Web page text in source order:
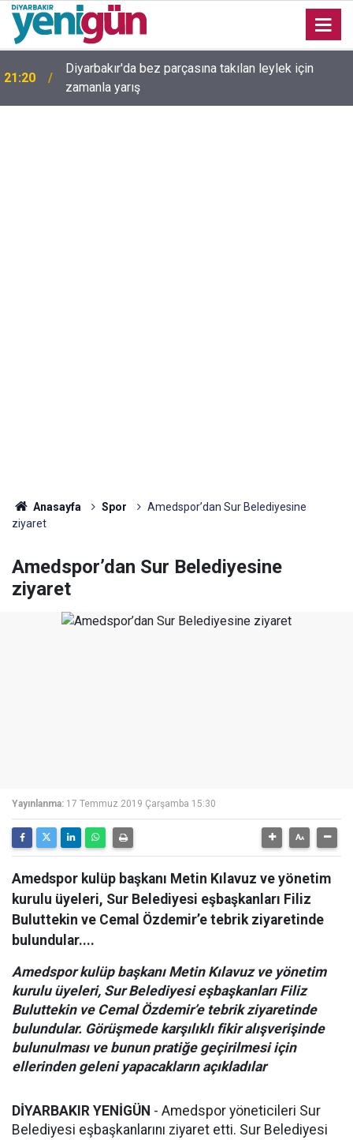
14:50
Diyarbakır Valisi Zorluoğlu: Uyuşturucu baronlarının
da torbacıların da başını ezeceğiz
Anasayfa Spor
Amedspor’dan Sur Belediyesine
ziyaret
Amedspor’dan Sur Belediyesine
ziyaret
Yayınlanma: 17 Temmuz 2019 Çarşamba 15:30
Amedspor kulüp başkanı Metin Kılavuz ve yönetim
kurulu üyeleri, Sur Belediyesi eşbaşkanları Filiz
Buluttekin ve Cemal Özdemir’e tebrik ziyaretinde
bulundular....
Amedspor kulüp başkanı Metin Kılavuz ve yönetim
kurulu üyeleri, Sur Belediyesi eşbaşkanları Filiz
Buluttekin ve Cemal Özdemir’e tebrik ziyaretinde
bulundular. Görüşmede karşılıklı fikir alışverişinde
bulunulması ve bunun pratiğe geçirilmesi için
ellerinden geleni yapacakların açıkladılar
DİYARBAKIR YENİGÜN - Amedspor yöneticileri Sur
Belediyesi eşbaşkanlarını ziyaret etti. Sur Belediyesi